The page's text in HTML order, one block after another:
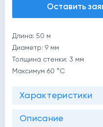
Оставить
Длина: 50 м
Диаметр: 9 мм
Толщина стенки: 3 мм
Максимум 60 °C
Характеристики
Описание